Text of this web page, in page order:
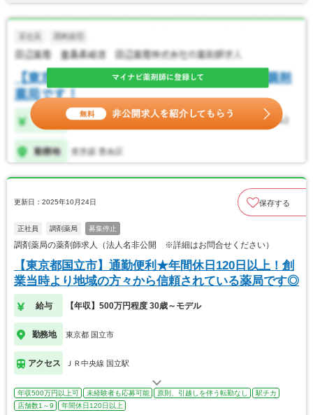
更新日：2025年10月24日 保存する
正社員 調剤薬局 募集停止
調剤薬局の薬剤師求人（法人名非公開 ※詳細はお問合せください）
【東京都国立市】通勤便利★年間休日120日以上！創
業当時より地域の方々から信頼されている薬局です◎
給与 【年収】500万円程度 30歳～モデル
勤務地 東京都 国立市
アクセス ＪＲ中央線 国立駅
年収500万円以上可 未経験者も応募可能 原則、引越しを伴う転勤なし
駅チカ
店舗数1～9
年間休日120日以上